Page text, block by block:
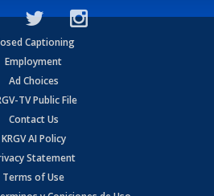
Captioning
Employment
Ad Choices
TV Public File
Contact Us
KRGV AI Policy
Statement
Terms of Use